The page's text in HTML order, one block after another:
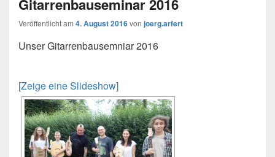
Gitarrenbauseminar 2016
Veröffentlicht am 4. August 2016von joerg.arfert
Unser Gitarrenbausemniar 2016
[Zeige eine Slideshow]